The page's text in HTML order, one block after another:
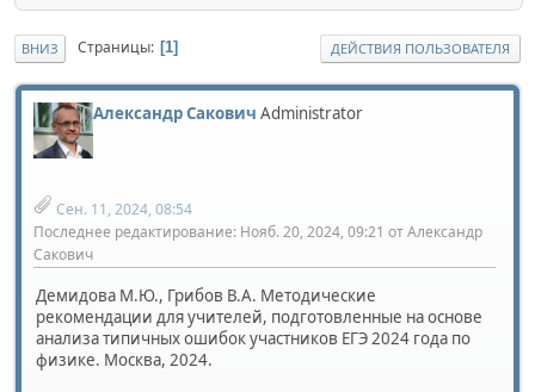
ВНИЗ Страницы 1 ДЕЙСТВИЯ ПОЛЬЗОВАТЕЛЯ
Александр Сакович Administrator
Сен. 11, 2024, 08:54
Последнее редактирование: Нояб. 20, 2024, 09:21 от Александр
Сакович
Демидова М.Ю., Грибов В.А. Методические
рекомендации для учителей, подготовленные на основе
анализа типичных ошибок участников ЕГЭ 2024 года по
физике. Москва, 2024.